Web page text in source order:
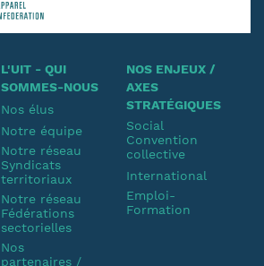
L'UIT - QUI
SOMMES-NOUS
Nos élus
Notre équipe
Notre réseau
Syndicats
territoriaux
Notre réseau
Fédérations
sectorielles
Nos
partenaires /
NOS ENJEUX /
AXES
STRATÉGIQUES
Social
Convention
collective
International
Emploi-
Formation